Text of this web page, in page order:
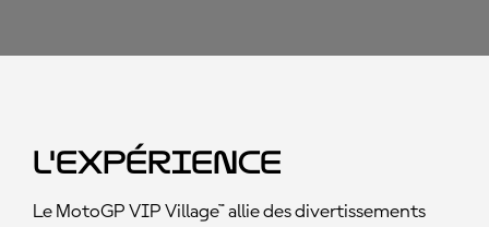
L'expérience
Le MotoGP VIP Village™ allie des divertissements